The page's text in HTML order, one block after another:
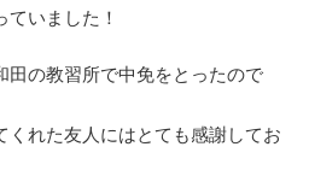
いました！
田の教習所で中免をとったので
くれた友人にはとても感謝してお